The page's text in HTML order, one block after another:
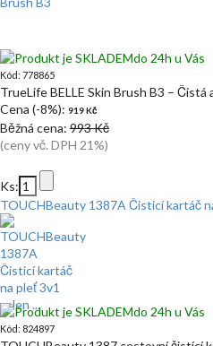
do 24h u Vás
Kód: 778865
TrueLife BELLE Skin Brush B3 –
Cena (-8%): 919 Kč
Běžná cena: 993 Kč
(ceny vč. DPH 21%)
Ks:
TOUCHBeauty 1387A Čisticí kartáč
do 24h u Vás
Kód: 824897